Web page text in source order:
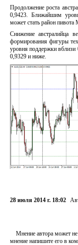
Продолжение роста
0,9423. Ближайшим
может стать район
Снижение австралийца
формирования фигуры
уровня поддержки
0,9329 и ниже.
28 июля 2014 г. 18:02
Мнение автора может
мнение напишите его в